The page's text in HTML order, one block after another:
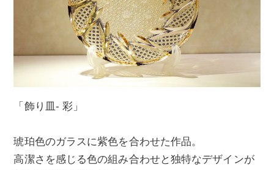
「飾り皿- 彩」
琥珀色のガラスに紫色を合わせた作品。
高潔さを感じる色の組み合わせと独特なデザインが